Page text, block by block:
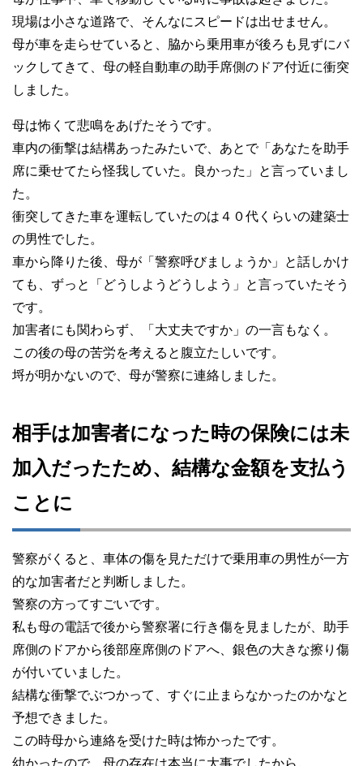
現場は小さな道路で、そんなにスピードは出せません。
母が車を走らせていると、脇から乗用車が後ろも見ずにバ
ックしてきて、母の軽自動車の助手席側のドア付近に衝突
しました。
母は怖くて悲鳴をあげたそうです。
車内の衝撃は結構あったみたいで、あとで「あなたを助手
席に乗せてたら怪我していた。良かった」と言っていまし
た。
衝突してきた車を運転していたのは４０代くらいの建築士
の男性でした。
車から降りた後、母が「警察呼びましょうか」と話しかけ
ても、ずっと「どうしようどうしよう」と言っていたそう
です。
加害者にも関わらず、「大丈夫ですか」の一言もなく。
この後の母の苦労を考えると腹立たしいです。
埒が明かないので、母が警察に連絡しました。
相手は加害者になった時の保険には未
加入だったため、結構な金額を支払う
ことに
警察がくると、車体の傷を見ただけで乗用車の男性が一方
的な加害者だと判断しました。
警察の方ってすごいです。
私も母の電話で後から警察署に行き傷を見ましたが、助手
席側のドアから後部座席側のドアへ、銀色の大きな擦り傷
が付いていました。
結構な衝撃でぶつかって、すぐに止まらなかったのかなと
予想できました。
この時母から連絡を受けた時は怖かったです。